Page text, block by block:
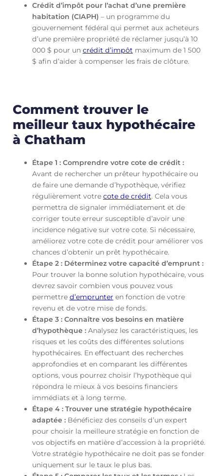
Crédit d’impôt pour l’achat d’une première
habitation (CIAPH) – un programme du
gouvernement fédéral qui permet aux acheteurs
d’une première propriété de réclamer jusqu’à 10
000 $ pour un crédit d’impôt maximum de 1 500
$ afin d’aider à compenser les frais de clôture.
Comment trouver le
meilleur taux hypothécaire
à Chatham
Étape 1 : Comprendre votre cote de crédit :
Avant de rechercher un prêteur hypothécaire ou
de faire une demande d’hypothèque, vérifiez
régulièrement votre cote de crédit. Cela vous
permettra de signaler immédiatement et de
corriger toute erreur susceptible d’avoir une
incidence négative sur votre cote. Si nécessaire,
améliorez votre cote de crédit pour améliorer vos
chances d’obtenir un prêt hypothécaire.
Étape 2 : Déterminez votre capacité d’emprunt :
Pour trouver la bonne solution hypothécaire, vous
devrez savoir combien vous pouvez vous
permettre d’emprunter en fonction de votre
revenu et de votre mise de fonds.
Étape 3 : Connaître vos besoins en matière
d’hypothèque :Analysez les caractéristiques, les
risques et les coûts des différentes solutions
hypothécaires. En effectuant des recherches
approfondies et en comparant les différentes
options, vous pourrez choisir l’hypothèque qui
répondra le mieux à vos besoins financiers
immédiats et à long terme.
Étape 4 : Trouver une stratégie hypothécaire
adaptée :Bénéficiez des conseils d’un expert
pour choisir la meilleure stratégie en fonction de
vos objectifs en matière d’accession à la propriété.
Votre stratégie hypothécaire ne doit pas se fonder
uniquement sur le taux le plus bas.